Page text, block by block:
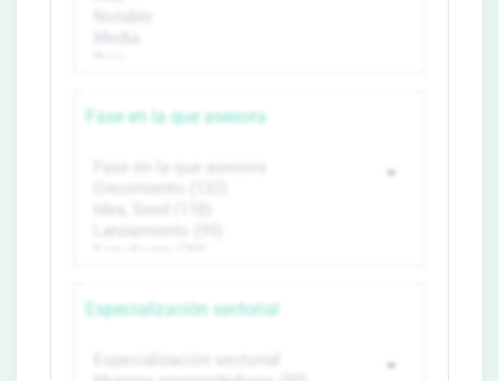
Fase en la que asesora
Especialización sectorial